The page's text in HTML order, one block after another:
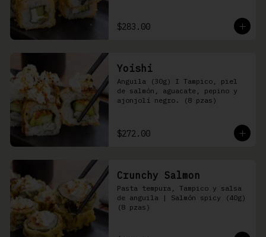
$283.00
Yoishi
Anguila (30g) I Tampico, piel
de salmón, aguacate, pepino y
ajonjolí negro. (8 pzas)
$272.00
Crunchy Salmon
Pasta tempura, Tampico y salsa
de anguila | Salmón spicy (40g)
(8 pzas)